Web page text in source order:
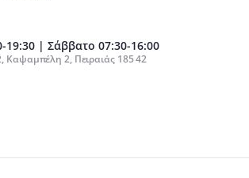
19:30 | Σάββατο 07:30-16:00
Καψαμπέλη 2, Πειραιάς 185 42